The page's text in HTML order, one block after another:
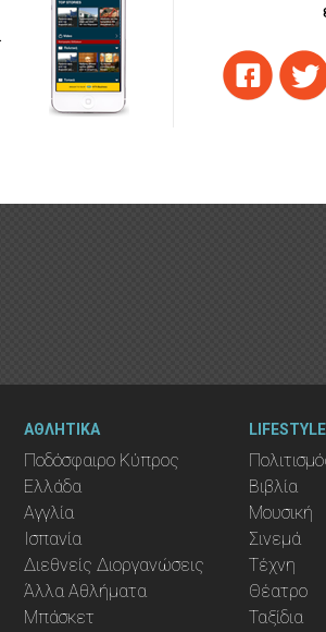
ΑΘΛΗΤΙΚΑ
Ποδόσφαιρο Κύπρος
Ελλάδα
Αγγλία
Ισπανία
Διεθνείς Διοργανώσεις
Άλλα Αθλήματα
Μπάσκετ
LIFESTYLE
Βιβλία
Μουσική
Σινεμά
Τέχνη
Θέατρο
Ταξίδια